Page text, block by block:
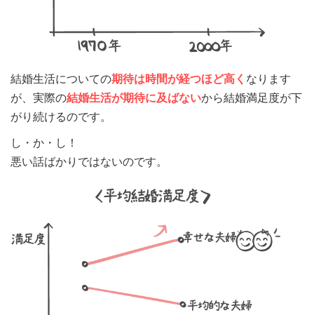
結婚生活についての期待は時間が経つほど高く なります
が、実際の結婚生活が期待に及ばないから結婚満足度が下
がり続けるのです。
し・か・し！
悪い話ばかりではないのです。